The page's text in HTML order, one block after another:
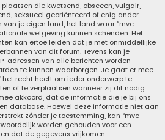
die kwetsend, obsceen, vulgair,
seksueel georiënteerd of enig ander
je eigen land, het land waar “mvc-
wetgeving kunnen schenden. Het
kan ertoe leiden dat je met onmiddellijke
van dit forum. Tevens kan je
adressen van alle berichten worden
te kunnen waarborgen. Je gaat er mee
het recht heeft om ieder onderwerp te
of te verplaatsen wanneer zij dit nodig
akkoord, dat de informatie die je bij ons
database. Hoewel deze informatie niet aan
zónder je toestemming, kan “mvc-
worden gehouden voor een
dat de gegevens vrijkomen.